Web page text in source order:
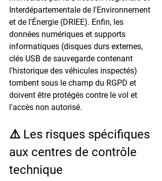
Interdépartementale de l'Environnement
et de l'Énergie (DRIEE). Enfin, les
données numériques et supports
informatiques (disques durs externes,
clés USB de sauvegarde contenant
l'historique des véhicules inspectés)
tombent sous le champ du RGPD et
doivent être protégés contre le vol et
l'accès non autorisé.
⚠️ Les risques spécifiques
aux centres de contrôle
technique